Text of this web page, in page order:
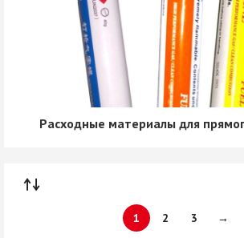
Расходные материалы для
1 2 3 →